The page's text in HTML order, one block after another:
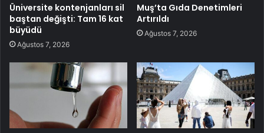
Üniversite kontenjanları sil
baştan değişti: Tam 16 kat
büyüdü
Ağustos 7, 2026
Muş’ta Gıda Denetimleri
Artırıldı
Ağustos 7, 2026